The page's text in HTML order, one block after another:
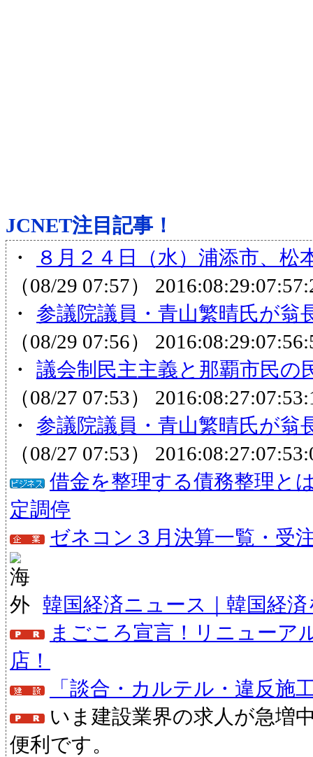
JCNET注目記事！
・
８月２４日（水）浦添市、
（08/29 07:57）
・ 参議院議員・青山繁晴氏が翁
（08/29 07:56）
・ 議会制民主主義と那覇市民
（08/27 07:53）
・ 参議院議員・青山繁晴氏が翁
（08/27 07:53）
借金を整理する債務整理と
定調停
ゼネコン３月決算一覧・受
韓国経済ニュース｜韓国経
まごころ宣言！リニューア
店！
「談合・カルテル・違反施
いま建設業界の求人が急増
便利です。